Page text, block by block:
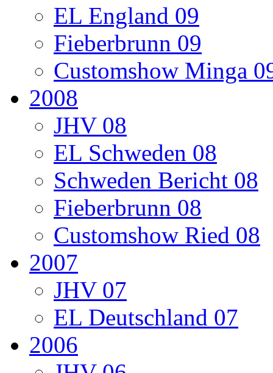
EL England 09
Fieberbrunn 09
Customshow Minga
2008
JHV 08
EL Schweden 08
Schweden Bericht 08
Fieberbrunn 08
Customshow Ried 08
2007
JHV 07
EL Deutschland 07
2006